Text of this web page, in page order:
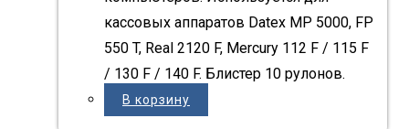
кассовых аппаратов Datex MP 5000, FP
550 T, Real 2120 F, Mercury 112 F / 115 F
/ 130 F / 140 F. Блистер 10 рулонов.
В корзину